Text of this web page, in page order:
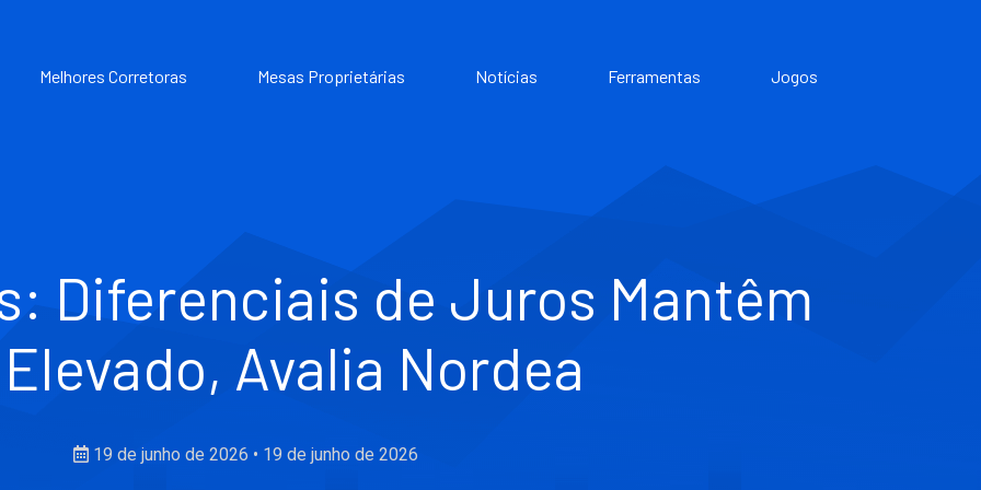
Melhores Corretoras Mesas Proprietárias Notícias Ferramentas Jogos
Diferenciais de Juros Mantêm
Avalia Nordea
19 de junho de 2026 • 19 de junho de 2026